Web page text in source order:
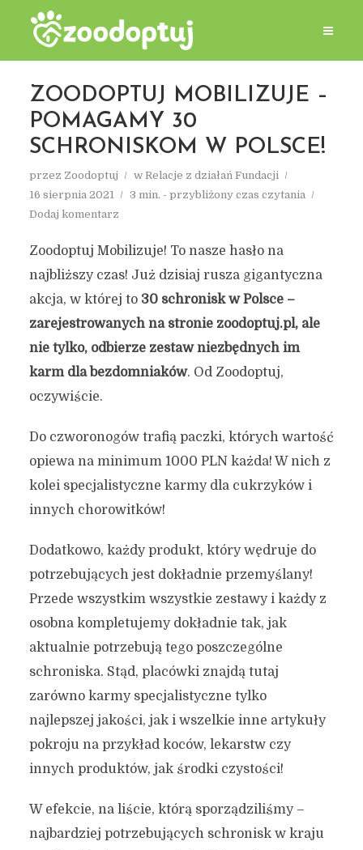
ZOODOPTUJ MOBILIZUJE –
POMAGAMY 30
SCHRONISKOM W POLSCE!
przez Zoodoptuj w Relacje z działań Fundacji
16 sierpnia 2021
3 min. - przybliżony czas czytania
Dodaj komentarz
Zoodoptuj Mobilizuje! To nasze hasło na
najbliższy czas! Już dzisiaj rusza gigantyczna
akcja, w której to 30 schronisk w Polsce –
zarejestrowanych na stronie zoodoptuj.pl, ale
nie tylko, odbierze zestaw niezbędnych im
karm dla bezdomniaków. Od Zoodoptuj,
oczywiście.
Do czworonogów trafią paczki, których wartość
opiewa na minimum 1000 PLN każda! W nich z
kolei specjalistyczne karmy dla cukrzyków i
innych chorowitków!
Dodatkowo, każdy produkt, który wędruje do
potrzebujących jest dokładnie przemyślany!
Przede wszystkim wszystkie zestawy i każdy z
osobna kompletujemy dokładnie tak, jak
aktualnie potrzebują tego poszczególne
schroniska. Stąd, placówki znajdą tutaj
zarówno karmy specjalistyczne tylko
najlepszej jakości, jak i wszelkie inne artykuły
pokroju na przykład koców, lekarstw czy
innych produktów, jak środki czystości!
W efekcie, na liście, którą sporządziliśmy –
najbardziej potrzebujących schronisk w kraju